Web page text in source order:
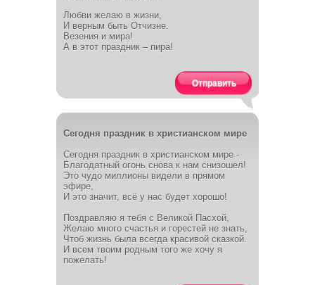
Любви желаю в жизни,
И верным быть Отчизне.
Везения и мира!
А в этот праздник – пира!
Отправить
Сегодня праздник в христианском мире
Сегодня праздник в христианском мире -
Благодатный огонь снова к нам снизошел!
Это чудо миллионы видели в прямом
эфире,
И это значит, всё у нас будет хорошо!
Поздравляю я тебя с Великой Пасхой,
Желаю много счастья и горестей не знать,
Чтоб жизнь была всегда красивой сказкой.
И всем твоим родным того же хочу я
пожелать!